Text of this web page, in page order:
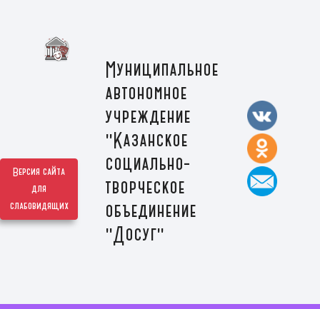
Версия сайта
для
слабовидящих
Муниципальное
автономное
учреждение
"Казанское
социально-
творческое
объединение
"Досуг"